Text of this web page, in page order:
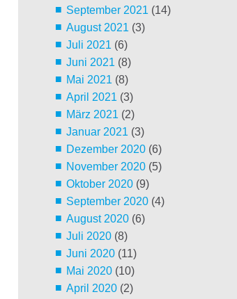
September 2021 (14)
August 2021 (3)
Juli 2021 (6)
Juni 2021 (8)
Mai 2021 (8)
April 2021 (3)
März 2021 (2)
Januar 2021 (3)
Dezember 2020(6)
November 2020(5)
Oktober 2020(9)
September 2020(4)
August 2020(6)
Juli 2020(8)
Juni 2020(11)
Mai 2020(10)
April 2020(2)